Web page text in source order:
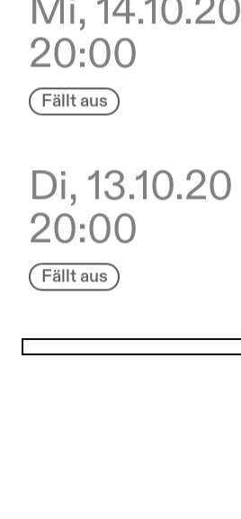
Mi, 14.10.20
20:00
Fällt aus
Di, 13.10.20
20:00
Fällt aus